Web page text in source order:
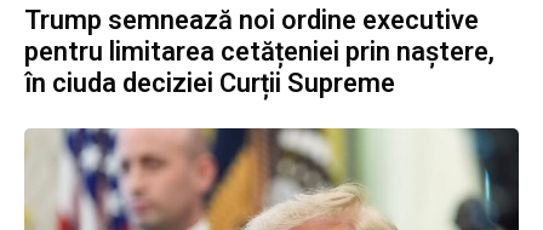
Trump semnează noi ordine executive
pentru limitarea cetățeniei prin naștere,
în ciuda deciziei Curții Supreme